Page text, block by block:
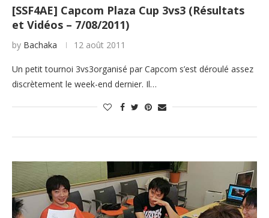
[SSF4AE] Capcom Plaza Cup 3vs3 (Résultats
et Vidéos – 7/08/2011)
by Bachaka 12 août 2011
Un petit tournoi 3vs3organisé par Capcom s’est déroulé assez
discrètement le week-end dernier. Il…